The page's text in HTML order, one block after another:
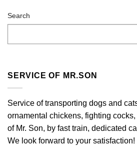
Search
SERVICE OF MR.SON
Service of transporting dogs and
ornamental chickens, fighting
of Mr. Son, by fast train, dedicated
We look forward to your satisfaction!